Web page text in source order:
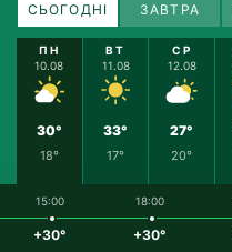
СЬОГОДНІ ЗАВТРА
ПН
10.08
30°
18°
ВТ
11.08
33°
17°
СР
12.08
27°
20°
15:00
+30°
18:00
+30°